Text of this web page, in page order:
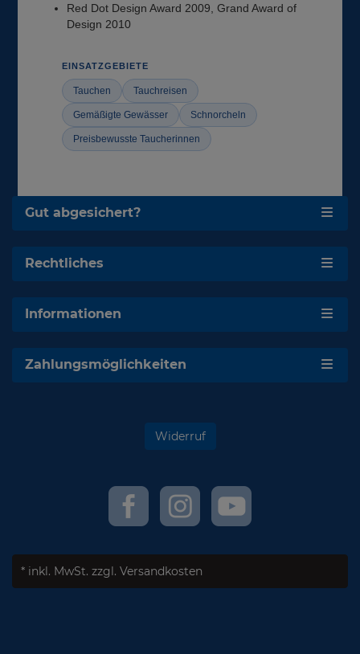
Red Dot Design Award 2009, Grand Award of
Design 2010
EINSATZGEBIETE
Tauchen Tauchreisen
Gemäßigte Gewässer Schnorcheln
Preisbewusste Taucherinnen
Gut abgesichert?
Rechtliches
Informationen
Zahlungsmöglichkeiten
Widerruf
* inkl. MwSt. zzgl. Versandkosten